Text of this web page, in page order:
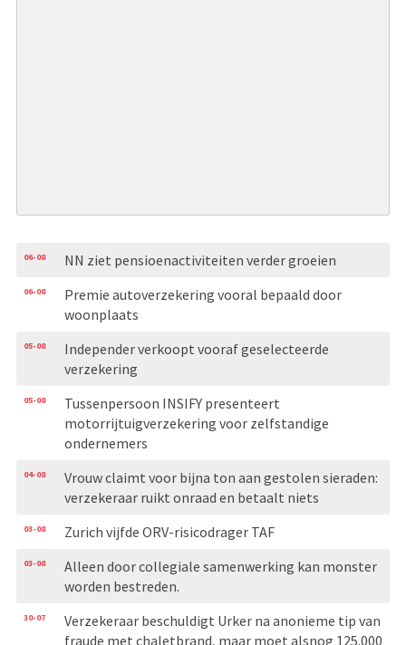
06-08 NN ziet pensioenactiviteiten verder groeien
06-08
Premie autoverzekering vooral bepaald door
woonplaats
05-08
Independer verkoopt vooraf geselecteerde
verzekering
05-08
Tussenpersoon INSIFY presenteert
motorrijtuigverzekering voor zelfstandige
ondernemers
04-08
Vrouw claimt voor bijna ton aan gestolen sieraden:
verzekeraar ruikt onraad en betaalt niets
03-08 Zurich vijfde ORV-risicodrager TAF
03-08
Alleen door collegiale samenwerking kan monster
worden bestreden.
30-07
Verzekeraar beschuldigt Urker na anonieme tip van
fraude met chaletbrand, maar moet alsnog 125.000